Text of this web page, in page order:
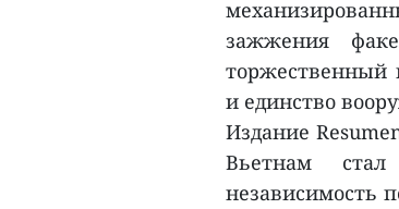
зажжения
торжественный
и единство
Издание
Вьетнам стал
независимость